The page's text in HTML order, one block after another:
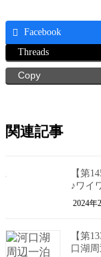
Facebook
Threads
Copy
関連記事
【第
♪ワイ
2024年
【第
口湖